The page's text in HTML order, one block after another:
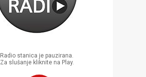
Radio stanica je pauzirana.
Za slušanje kliknite na Play.